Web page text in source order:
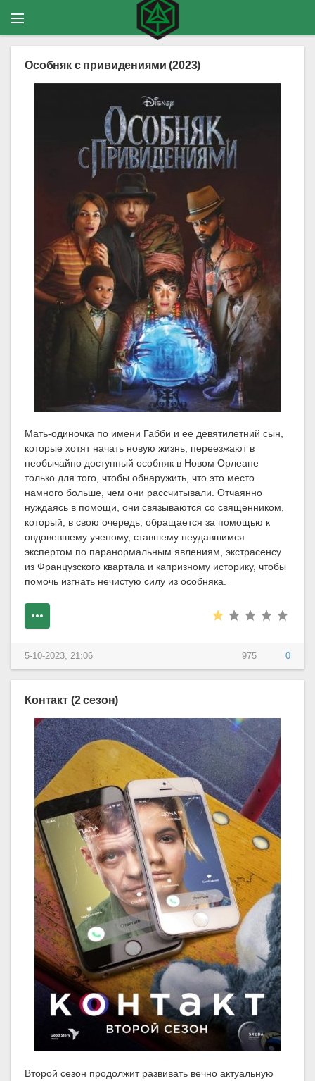
Особняк с привидениями (2023)
Мать-одиночка по имени Габби и ее девятилетний сын,
которые хотят начать новую жизнь, переезжают в
необычайно доступный особняк в Новом Орлеане
только для того, чтобы обнаружить, что это место
намного больше, чем они рассчитывали. Отчаянно
нуждаясь в помощи, они связываются со священником,
который, в свою очередь, обращается за помощью к
овдовевшему ученому, ставшему неудавшимся
экспертом по паранормальным явлениям, экстрасенсу
из Французского квартала и капризному историку, чтобы
помочь изгнать нечистую силу из особняка.
975 0
5-10-2023, 21:06
Контакт (2 сезон)
Второй сезон продолжит развивать вечно актуальную